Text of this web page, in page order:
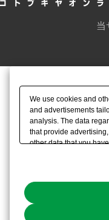
当
We use cookies and
and advertisements
analysis. The data
that provide
other data that you
the use of all Cookies